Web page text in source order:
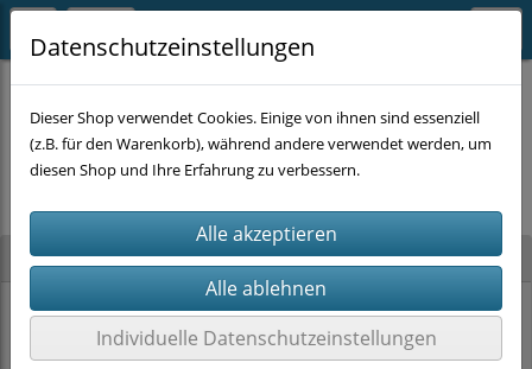
Neu im Shop
PRITEX Einhand-Bauschaumpistole mit PTFE Beschichtung (2K-Griff)
15,00 €
Es wurden leider keine Produkte gefunden.
Datenschutzeinstellungen
Dieser Shop verwendet Cookies. Einige von ihnen sind essenziell
(z.B. für den Warenkorb), während andere verwendet werden, um
diesen Shop und Ihre Erfahrung zu verbessern.
Individuelle Datenschutzeinstellungen